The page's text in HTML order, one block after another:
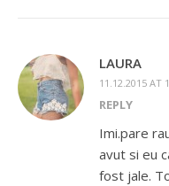
LAURA
11.12.2015 AT
REPLY
Imi.pare
avut si eu
fost jale.